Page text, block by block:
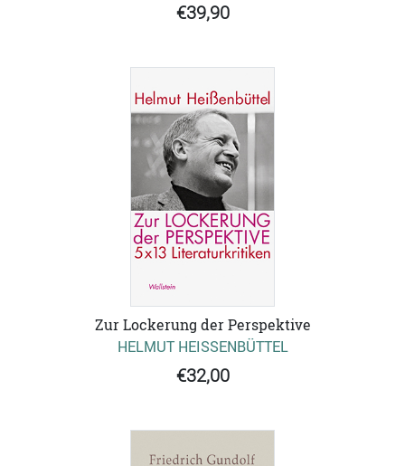
€39,90
Zur Lockerung der Perspektive
HELMUT HEISSENBÜTTEL
€32,00